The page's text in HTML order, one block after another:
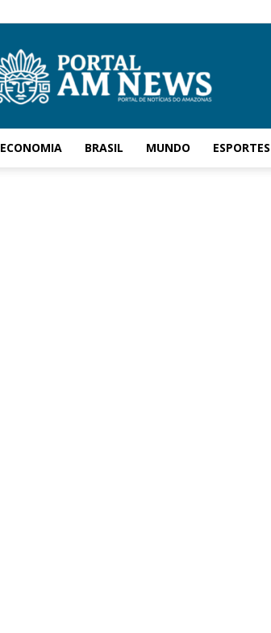
ECONOMIA BRASIL MUNDO ESPORTES